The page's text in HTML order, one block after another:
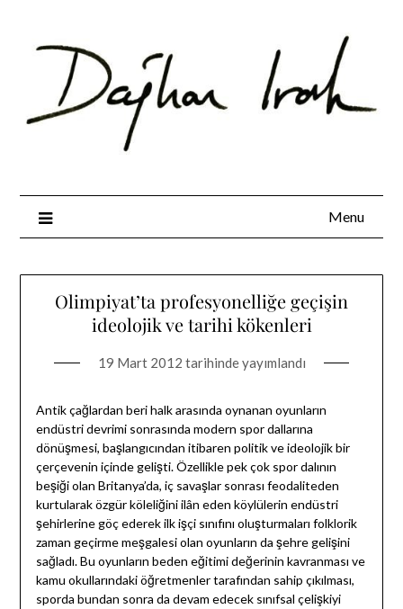
content
Menu
Olimpiyat’ta profesyonelliğe geçişin
ideolojik ve tarihi kökenleri
19 Mart 2012 tarihinde yayımlandı
Antik çağlardan beri halk arasında oynanan oyunların
endüstri devrimi sonrasında modern spor dallarına
dönüşmesi, başlangıcından itibaren politik ve ideolojik bir
çerçevenin içinde gelişti. Özellikle pek çok spor dalının
beşiği olan Britanya’da, iç savaşlar sonrası feodaliteden
kurtularak özgür köleliğini ilân eden köylülerin endüstri
şehirlerine göç ederek ilk işçi sınıfını oluşturmaları folklorik
zaman geçirme meşgalesi olan oyunların da şehre gelişini
sağladı. Bu oyunların beden eğitimi değerinin kavranması ve
kamu okullarındaki öğretmenler tarafından sahip çıkılması,
sporda bundan sonra da devam edecek sınıfsal çelişkiyi